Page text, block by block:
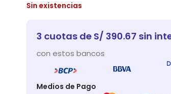
Sin existencias
3 cuotas de S/ 390.67 sin
con estos bancos
Medios de Pago